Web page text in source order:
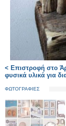
< Επιστροφή στο
φυσικά υλικά για
ΦΩΤΟΓΡΑΦΙΕΣ